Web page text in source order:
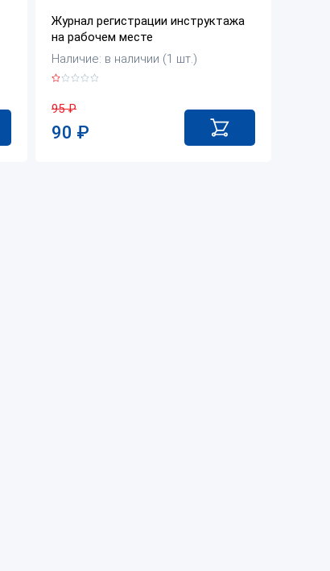
Журнал регистрации инструктажа
на рабочем месте
Наличие: в наличии (1 шт.)
95₽
90 ₽